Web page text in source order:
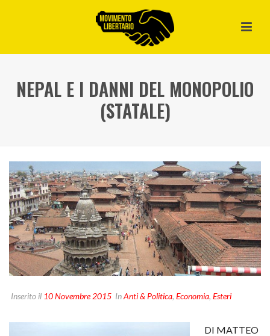
NEPAL E I DANNI DEL MONOPOLIO
(STATALE)
Inserito il 10 Novembre 2015 InAnti & Politica, Economia, Esteri
DI MATTEO